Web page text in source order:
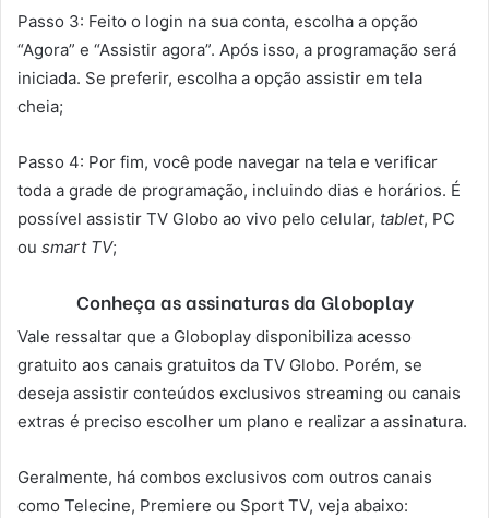
Passo 3: Feito o login na sua conta, escolha a opção
“Agora” e “Assistir agora”. Após isso, a programação será
iniciada. Se preferir, escolha a opção assistir em tela
cheia;
Passo 4: Por fim, você pode navegar na tela e verificar
toda a grade de programação, incluindo dias e horários. É
possível assistir TV Globo ao vivo pelo celular, tablet, PC
ou smart TV;
Conheça as assinaturas da Globoplay
Vale ressaltar que a Globoplay disponibiliza acesso
gratuito aos canais gratuitos da TV Globo. Porém, se
deseja assistir conteúdos exclusivos streaming ou canais
extras é preciso escolher um plano e realizar a assinatura.
Geralmente, há combos exclusivos com outros canais
como Telecine, Premiere ou Sport TV, veja abaixo: